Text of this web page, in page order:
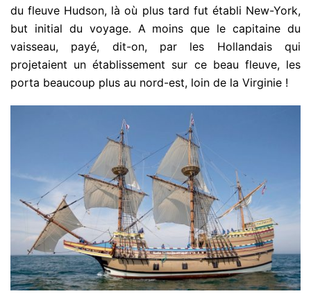
du fleuve Hudson, là où plus tard fut établi New-York,
but initial du voyage. A moins que le capitaine du
vaisseau, payé, dit-on, par les Hollandais qui
projetaient un établissement sur ce beau fleuve, les
porta beaucoup plus au nord-est, loin de la Virginie !